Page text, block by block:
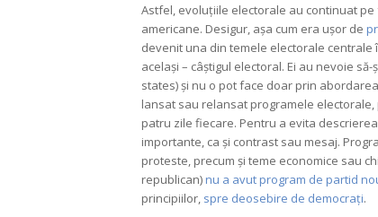
Astfel, evoluțiile electorale au continuat
americane. Desigur, așa cum era ușor de
devenit una din temele electorale centrale
același – câștigul electoral. Ei au nevoie
states) și nu o pot face doar prin
lansat sau relansat programele
patru zile fiecare. Pentru a evita
importante, ca și contrast sau mesaj.
proteste, precum și teme economice sau
republican) nu a avut program de partid
principiilor, spre deosebire de democrați.